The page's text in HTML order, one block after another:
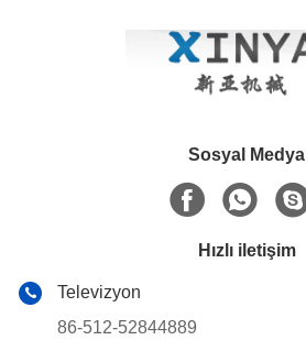
Sosyal Medya
Hızlı iletişim
Televizyon
86-512-52844889